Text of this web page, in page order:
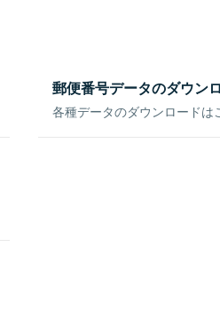
郵便番号データのダウン
各種データのダウンロードは